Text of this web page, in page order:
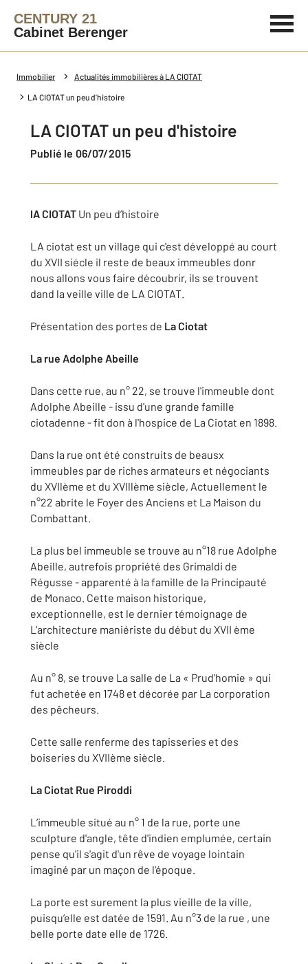
CENTURY 21
Cabinet Berenger
Immobilier Actualités immobilières à LA CIOTAT
LA CIOTAT un peu d'histoire
LA CIOTAT un peu d'histoire
Publié le 06/07/2015
lA CIOTAT Un peu d’histoire
LA ciotat est un village qui c'est développé au court
du XVII siécle il reste de beaux immeubles donr
nous allons vous faire découbrir, ils se trouvent
dand la veille ville de LA CIOTAT.
Présentation des portes de La Ciotat
La rue Adolphe Abeille
Dans cette rue, au n° 22, se trouve l'immeuble dont
Adolphe Abeille - issu d'une grande famille
ciotadenne - fit don à l'hospice de La Ciotat en 1898.
Dans la rue ont été construits de beausx
immeubles par de riches armateurs et négociants
du XVIlème et du XVIllème siècle, Actuellement le
n°22 abrite le Foyer des Anciens et La Maison du
Combattant.
La plus bel immeuble se trouve au n°18 rue Adolphe
Abeille, autrefois propriété des Grimaldi de
Régusse - apparenté à la famille de la Principauté
de Monaco. Cette maison historique,
exceptionnelle, est le dernier témoignage de
L'architecture maniériste du début du XVII ème
siècle
Au n° 8, se trouve La salle de La « Prud'homie » qui
fut achetée en 1748 et décorée par La corporation
des pêcheurs.
Cette salle renferme des tapisseries et des
boiseries du XVIIème siècle.
La Ciotat Rue Piroddi
L’immeuble situé au n° 1 de la rue, porte une
sculpture d'angle, tête d'indien emplumée, certain
pense qu'il s'agit d'un rêve de voyage lointain
imaginé par un maçon de l'époque.
La porte est surement la plus vieille de la ville,
puisqu’elle est datée de 1591. Au n°3 de la rue , une
belle porte date elle de 1726.